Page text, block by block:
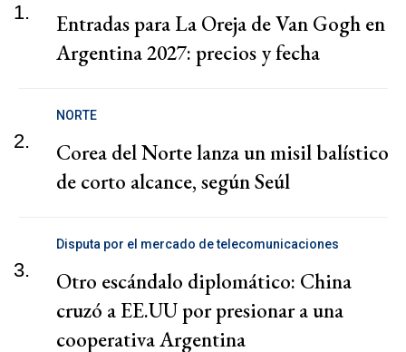
1.
Entradas para La Oreja de Van Gogh en
Argentina 2027: precios y fecha
2.
NORTE
Corea del Norte lanza un misil balístico
de corto alcance, según Seúl
3.
Disputa por el mercado de telecomunicaciones
Otro escándalo diplomático: China
cruzó a EE.UU por presionar a una
cooperativa Argentina